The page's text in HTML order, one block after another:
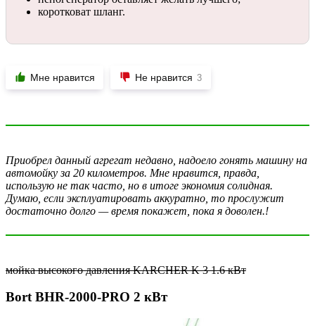
коротковат шланг.
Мне нравится Не нравится 3
Приобрел данный агрегат недавно, надоело гонять машину на
автомойку за 20 километров. Мне нравится, правда,
использую не так часто, но в итоге экономия солидная.
Думаю, если эксплуатировать аккуратно, то прослужит
достаточно долго — время покажет, пока я доволен.!
мойка высокого давления KARCHER K 3 1.6 кВт
Bort BHR-2000-PRO 2 кВт